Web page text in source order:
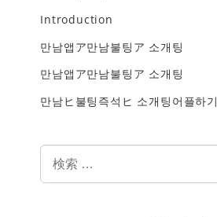
Introduction
만남앱ア만남불팅ア 소개팅
만남앱ア만남불팅ア 소개팅
만남ヒ불팅즉석ヒ 소개팅어플하기